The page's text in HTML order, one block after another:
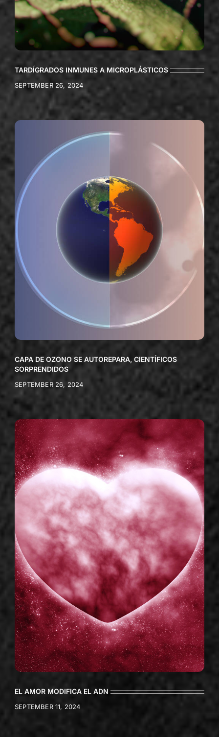
TARDÍGRADOS INMUNES A MICROPLÁSTICOS
SEPTEMBER 26, 2024
CAPA DE OZONO SE AUTOREPARA, CIENTÍFICOS
SORPRENDIDOS
SEPTEMBER 26, 2024
EL AMOR MODIFICA EL ADN
SEPTEMBER 11, 2024